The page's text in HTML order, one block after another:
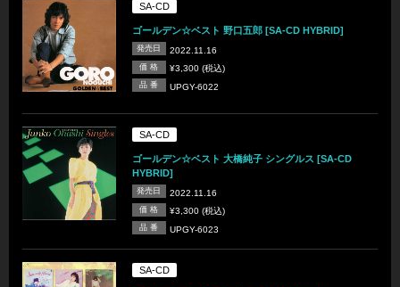
SA-CD
ゴールデン☆ベスト 野口五郎 [SA-CD HYBRID]
発売日 2022.11.16
価 格 ¥3,300 (税込)
品 番 UPGY-6022
SA-CD
ゴールデン☆ベスト 大橋純子 シングルス [SA-CD
HYBRID]
発売日 2022.11.16
価 格 ¥3,300 (税込)
品 番 UPGY-6023
SA-CD